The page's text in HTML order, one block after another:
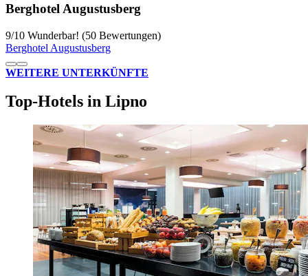
Berghotel Augustusberg
9/10 Wunderbar! (50 Bewertungen)
Berghotel Augustusberg
WEITERE UNTERKÜNFTE
Top-Hotels in Lipno